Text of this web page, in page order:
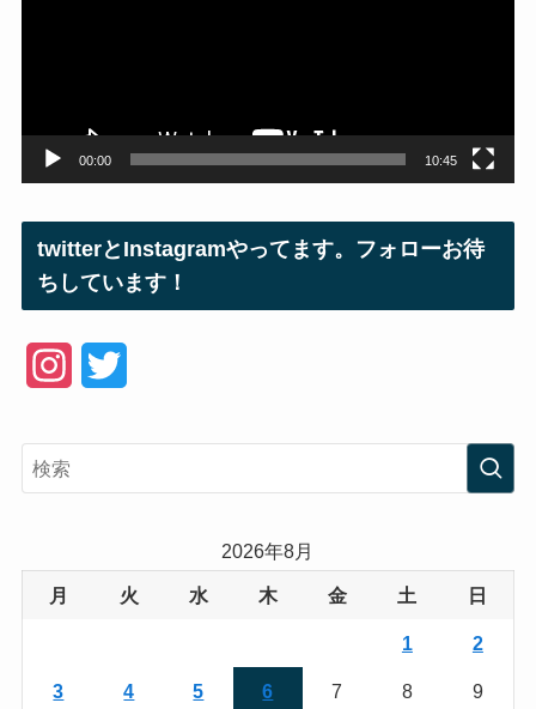
00:00 10:45
twitterとInstagramやってます。フォローお待
ちしています！
e
2026年8月
月 火 水 木 金 土 日
1 2
3 4 5 6 7 8 9